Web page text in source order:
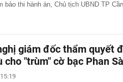
bảo thi hành án, Chủ tịch UBND TP
giám đốc thẩm quyết
cho "trùm" cờ bạc Phan